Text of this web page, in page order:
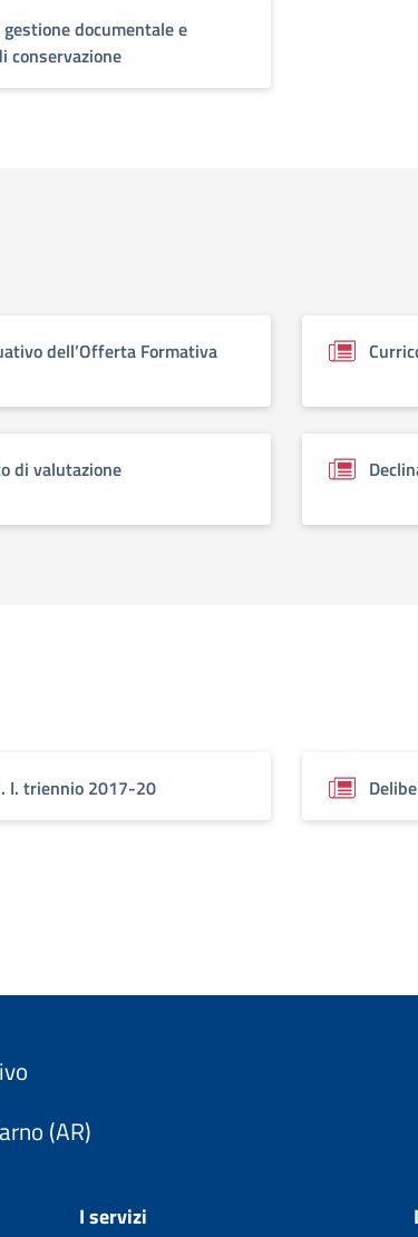
documentale e
conservazione
dell’Offerta Formativa
di valutazione
I. triennio 2017-20
(AR)
I servizi